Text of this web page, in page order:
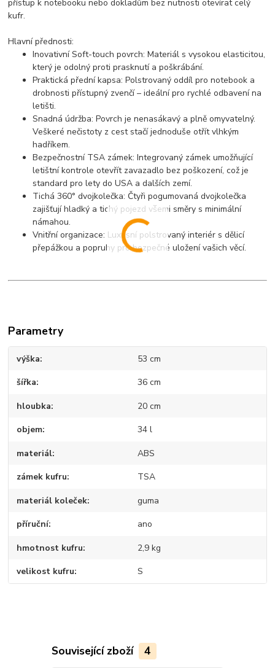
přístup k notebooku nebo dokladům bez nutnosti otevírat celý
kufr.
Hlavní přednosti:
Inovativní Soft-touch povrch: Materiál s vysokou elasticitou,
který je odolný proti prasknutí a poškrábání.
Praktická přední kapsa: Polstrovaný oddíl pro notebook a
drobnosti přístupný zvenčí – ideální pro rychlé odbavení na
letišti.
Snadná údržba: Povrch je nenasákavý a plně omyvatelný.
Veškeré nečistoty z cest stačí jednoduše otřít vlhkým
hadříkem.
Bezpečnostní TSA zámek: Integrovaný zámek umožňující
letištní kontrole otevřít zavazadlo bez poškození, což je
standard pro lety do USA a dalších zemí.
Tichá 360° dvojkolečka: Čtyři pogumovaná dvojkolečka
zajišťují hladký a tichý pojezd všemi směry s minimální
námahou.
Vnitřní organizace: Luxusní polstrovaný interiér s dělicí
přepážkou a popruhy pro bezpečné uložení vašich věcí.
Parametry
výška 53 cm
šířka 36 cm
hloubka 20 cm
objem 34 l
materiál ABS
zámek kufru TSA
materiál koleček guma
příruční ano
hmotnost kufru 2,9 kg
velikost kufru S
Související zboží 4